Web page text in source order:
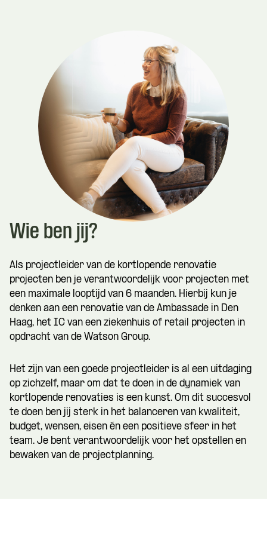
Wie ben jij?
Als projectleider van de kortlopende renovatie
projecten ben je verantwoordelijk voor projecten met
een maximale looptijd van 6 maanden. Hierbij kun je
denken aan een renovatie van de Ambassade in Den
Haag, het IC van een ziekenhuis of retail projecten in
opdracht van de Watson Group.
Het zijn van een goede projectleider is al een uitdaging
op zichzelf, maar om dat te doen in de dynamiek van
kortlopende renovaties is een kunst. Om dit succesvol
te doen ben jij sterk in het balanceren van kwaliteit,
budget, wensen, eisen én een positieve sfeer in het
team. Je bent verantwoordelijk voor het opstellen en
bewaken van de projectplanning.